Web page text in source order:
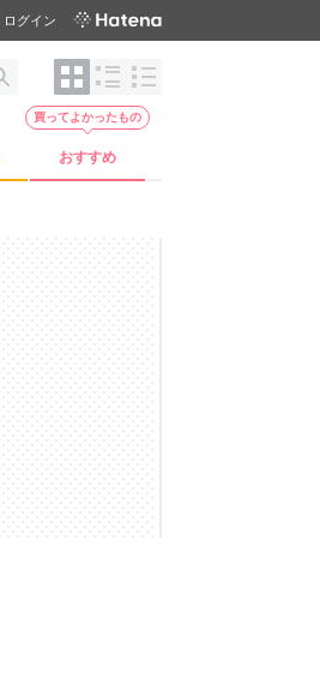
ログイン
おすすめ
買ってよかったもの